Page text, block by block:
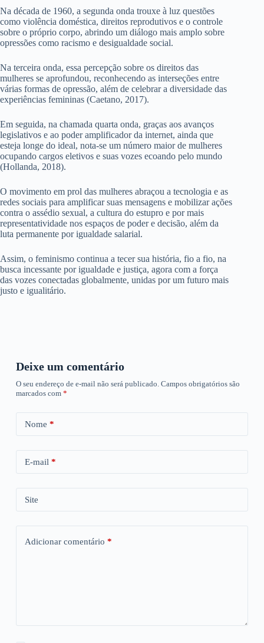
Na década de 1960, a segunda onda trouxe à luz questões
como violência doméstica, direitos reprodutivos e o controle
sobre o próprio corpo, abrindo um diálogo mais amplo sobre
opressões como racismo e desigualdade social.
Na terceira onda, essa percepção sobre os direitos das
mulheres se aprofundou, reconhecendo as interseções entre
várias formas de opressão, além de celebrar a diversidade das
experiências femininas (Caetano, 2017).
Em seguida, na chamada quarta onda, graças aos avanços
legislativos e ao poder amplificador da internet, ainda que
esteja longe do ideal, nota-se um número maior de mulheres
ocupando cargos eletivos e suas vozes ecoando pelo mundo
(Hollanda, 2018).
O movimento em prol das mulheres abraçou a tecnologia e as
redes sociais para amplificar suas mensagens e mobilizar ações
contra o assédio sexual, a cultura do estupro e por mais
representatividade nos espaços de poder e decisão, além da
luta permanente por igualdade salarial.
Assim, o feminismo continua a tecer sua história, fio a fio, na
busca incessante por igualdade e justiça, agora com a força
das vozes conectadas globalmente, unidas por um futuro mais
justo e igualitário.
Deixe um comentário
O seu endereço de e-mail não será publicado. Campos obrigatórios são
marcados com *
Nome *
E-mail *
Site
Adicionar comentário *